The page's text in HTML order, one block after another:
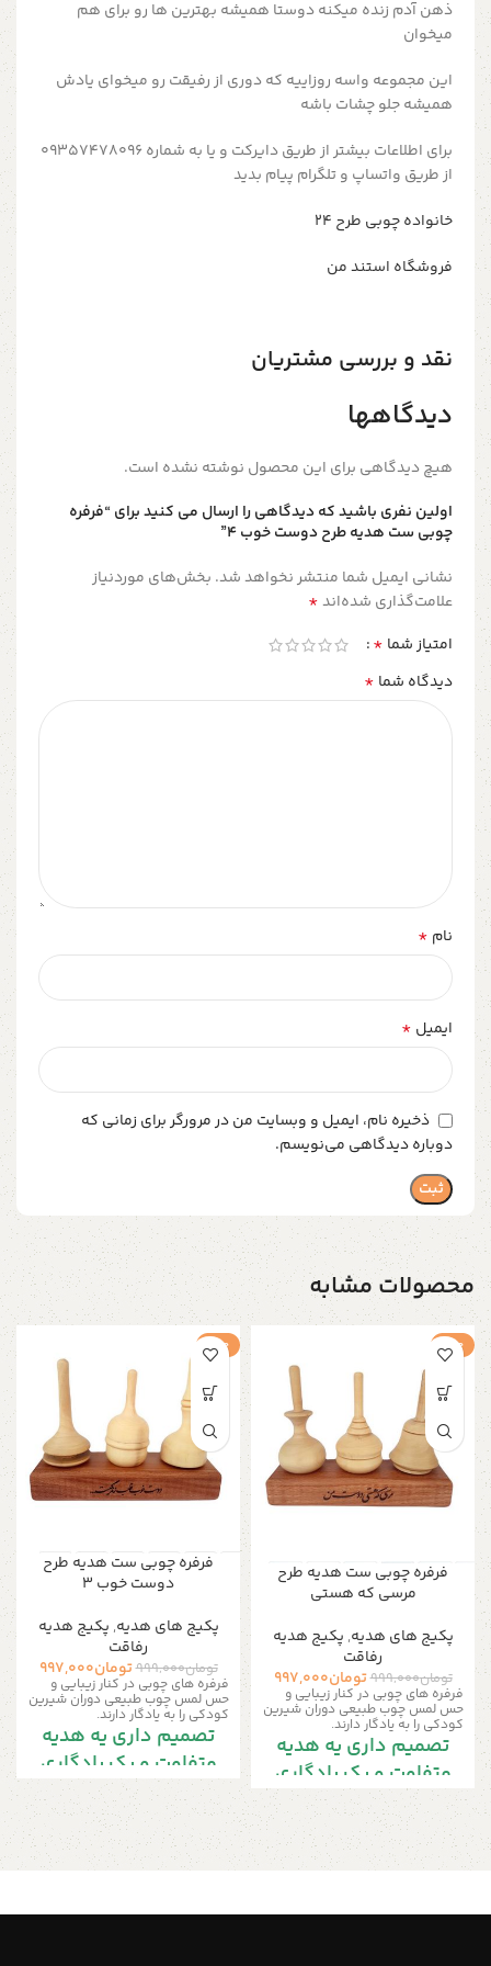
ذهن آدم زنده میکنه دوستا همیشه بهترین ها رو برای هم
میخوان
این مجموعه واسه روزاییه که دوری از رفیقت رو میخوای یادش
همیشه جلو چشات باشه
برای اطلاعات بیشتر از طریق دایرکت و یا به شماره 09357478096
از طریق واتساپ و تلگرام پیام بدید
خانواده چوبی طرح ۲۴
فروشگاه استند من
نقد و بررسی مشتریان
دیدگاهها
هیچ دیدگاهی برای این محصول نوشته نشده است.
اولین نفری باشید که دیدگاهی را ارسال می کنید برای “فرفره
چوبی ست هدیه طرح دوست خوب ۴”
نشانی ایمیل شما منتشر نخواهد شد. بخش‌های موردنیاز
علامت‌گذاری شده‌اند*
امتیاز شما *
دیدگاه شما *
نام *
ایمیل *
ذخیره نام، ایمیل و وبسایت من در مرورگر برای زمانی که
دوباره دیدگاهی می‌نویسم.
محصولات مشابه
حراج
فرفره چوبی ست هدیه طرح
مرسی که هستی
پکیج های هدیه, پکیج هدیه
رفاقت
تومان999,000تومان997,000
فرفره های چوبی در کنار زیبایی و
حس لمس چوب طبیعی دوران شیرین
کودکی را به یادگار دارند.
تصمیم داری یه هدیه
متفاوت و یک یادگاری
خاص برای رفیقت
بگیری؟!!
این محصول به همراه یک استند
نفیس از چوب راش می تواند به
حراج
فرفره چوبی ست هدیه طرح
دوست خوب ۳
پکیج های هدیه, پکیج هدیه
رفاقت
تومان999,000تومان997,000
فرفره های چوبی در کنار زیبایی و
حس لمس چوب طبیعی دوران شیرین
کودکی را به یادگار دارند.
تصمیم داری یه هدیه
متفاوت و یک یادگاری
خاص برای رفیقت
بگیری؟!!
این محصول به همراه یک استند
نفیس از چوب راش می تواند به
گیرد.